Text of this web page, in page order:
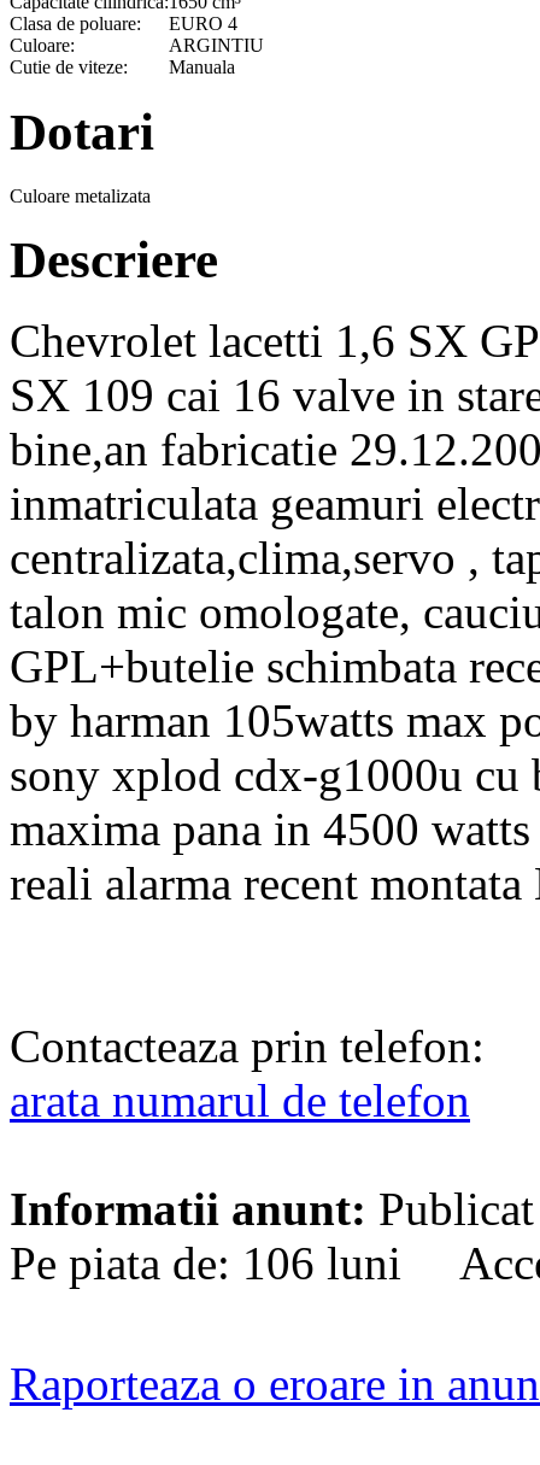
Clasa de poluare:
EURO 4
Culoare:
ARGINTIU
Cutie de viteze:
Manuala
Dotari
Culoare metalizata
Descriere
Chevrolet lacetti 1,6 SX
SX 109 cai 16 valve in
bine,an fabricatie
inmatriculata geamuri
centralizata,clima,servo ,
talon mic omologate,
GPL+butelie schimbata
by harman 105watts max
sony xplod cdx-g1000u cu
maxima pana in 4500
reali alarma recent montata
Contacteaza prin telefon:
arata numarul de telefon
Informatii anunt:
Pe piata de: 106 luni
Raporteaza o eroare in